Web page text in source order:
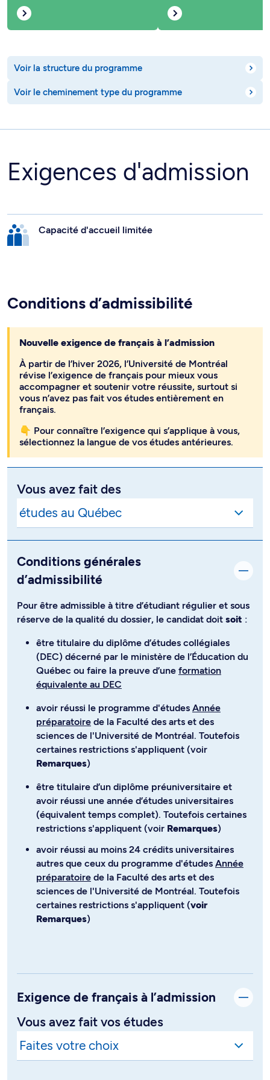
Voir la structure du programme
Voir le cheminement type du programme
Exigences d'admission
Capacité d'accueil limitée
Conditions d’admissibilité
Nouvelle exigence de français à l’admission
À partir de l’hiver 2026, l’Université de Montréal
révise l’exigence de français pour mieux vous
accompagner et soutenir votre réussite, surtout si
vous n’avez pas fait vos études entièrement en
français.
👇 Pour connaître l’exigence qui s’applique à vous,
sélectionnez la langue de vos études antérieures.
Vous avez fait des
Conditions générales
d’admissibilité
Pour être admissible à titre d’étudiant régulier et sous
réserve de la qualité du dossier, le candidat doit soit :
être titulaire du diplôme d’études collégiales
(DEC) décerné par le ministère de l’Éducation du
Québec ou faire la preuve d’une formation
équivalente au DEC
avoir réussi le programme d'études Année
préparatoire de la Faculté des arts et des
sciences de l'Université de Montréal. Toutefois
certaines restrictions s'appliquent (voir
Remarques)
être titulaire d’un diplôme préuniversitaire et
avoir réussi une année d’études universitaires
(équivalent temps complet). Toutefois certaines
restrictions s'appliquent (voir Remarques)
avoir réussi au moins 24 crédits universitaires
autres que ceux du programme d'études Année
préparatoire de la Faculté des arts et des
sciences de l'Université de Montréal. Toutefois
certaines restrictions s'appliquent (voir
Remarques)
Exigence de français à l’admission
Vous avez fait vos études